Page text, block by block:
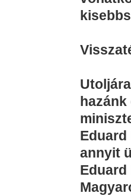
Eduard
annyit
Eduard